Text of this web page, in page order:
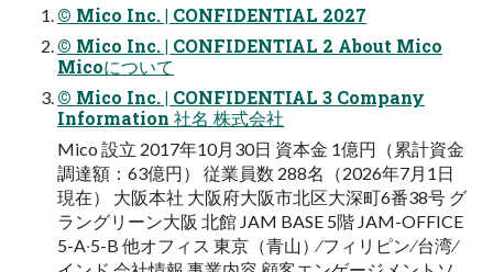
© Mico Inc. | CONFIDENTIAL 2027
© Mico Inc. | CONFIDENTIAL 2 About Mico
Micoについて
© Mico Inc. | CONFIDENTIAL 3 Company
Information 社名 株式会社
Mico 設⽴ 2017年10⽉30⽇ 資本⾦ 1億円（累計資⾦
調達額：63億円） 従業員数 288名（2026年7⽉1⽇
現在） ⼤阪本社 ⼤阪府⼤阪市北区⼤深町6番38号 グ
ラングリーン⼤阪 北館 JAM BASE 5階 JAM-OFFICE
5-A‧5-B 他オフィス 東京（⻘⼭）∕ フィリピン ∕ 台湾 ∕